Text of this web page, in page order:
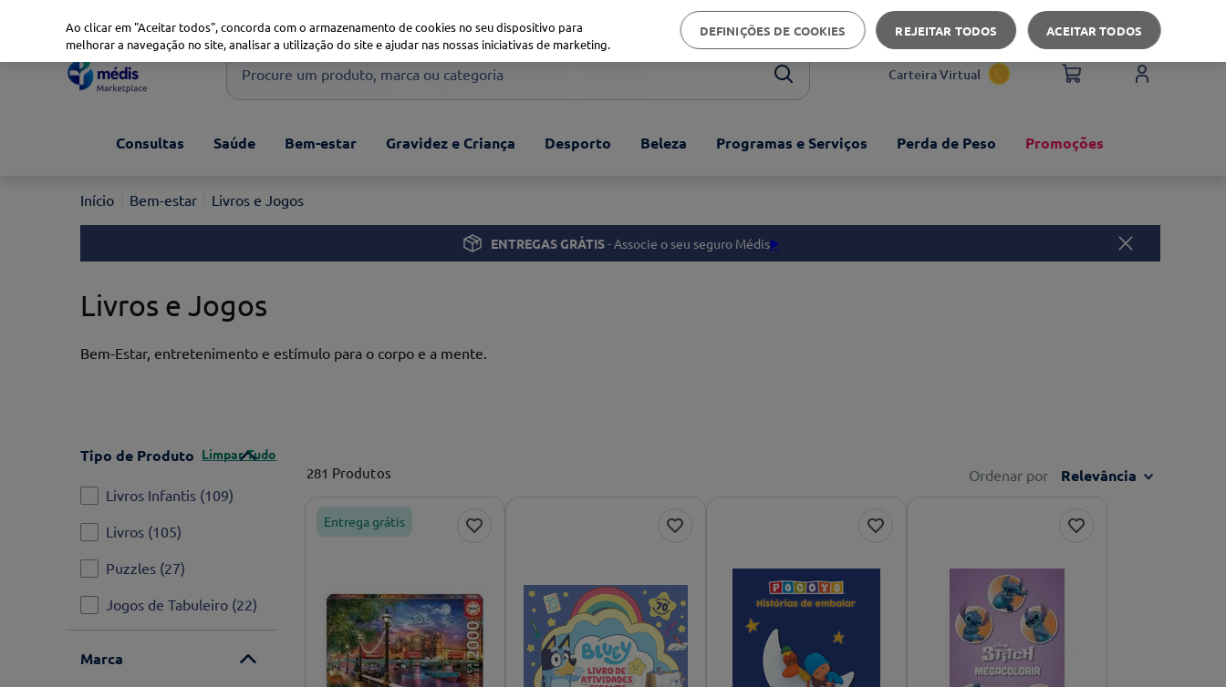
Apoio ao cliente
Procure um produto, marca ou categoria
1º xiaomi
Carteira Virtual
Consultas Saúde Bem-estar Gravidez e Criança Desporto Beleza Programas e Serviços Perda de Peso Promoções
Bem-estar Livros e Jogos
ENTREGAS GRÁTIS- Associe o seu seguro Médis▶️
Livros e Jogos
Bem-Estar, entretenimento e estímulo para o corpo e a mente.
Tipo de Produto
Livros Infantis (109)
Livros (105)
Puzzles (27)
Jogos de Tabuleiro (22)
Marca
Limpar Tudo
281 Produtos Ordenar por Relevância
Entrega grátis
Ao clicar em "Aceitar todos", concorda com o armazenamento de cookies no seu dispositivo para
melhorar a navegação no site, analisar a utilização do site e ajudar nas nossas iniciativas de marketing.
DEFINIÇÕES DE COOKIES REJEITAR TODOS ACEITAR TODOS